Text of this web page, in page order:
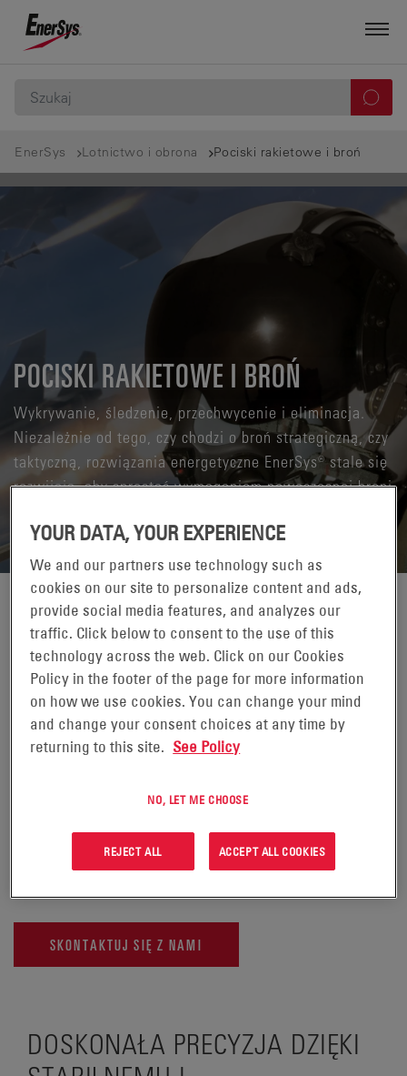
EnerSys Lotnictwo i obrona Pociski rakietowe i broń
POCISKI RAKIETOWE I BROŃ
Wykrywanie, śledzenie, przechwycenie i eliminacja.
Niezależnie od tego, czy chodzi o broń strategiczną, czy
taktyczną, rozwiązania energetyczne EnerSys® stale się
rozwijają, aby sprostać wymaganiom nowoczesnej broni
Precyzja dzięki stabilnej i niezawodnej mocy. Dzisiejsze
pociski rakietowe i inteligentna broń — od pojawienia się
programu naziemnego odstraszania strategicznego (GBSD) po
pojazdy hipersoniczne i pociski samosterujące następnej
generacji — wykorzystują pewną najbardziej zaawansowaną
technologię na świecie, aby dosięgać swojego celu. Termiczne
akumulatory rezerwowe EnerSys®, z płynnym litowo-jonowym
— począwszy od projektu, aż po instalację idealnie
umożliwiającego precyzyjną kontrolę i realizację misji
SKONTAKTUJ SIĘ Z NAMI
DOSKONAŁA PRECYZJA DZIĘKI
YOUR DATA, YOUR EXPERIENCE
We and our partners use technology such as
cookies on our site to personalize content and ads,
provide social media features, and analyzes our
traffic. Click below to consent to the use of this
technology across the web. Click on our Cookies
Policy in the footer of the page for more information
on how we use cookies. You can change your mind
and change your consent choices at any time by
returning to this site. See Policy
NO, LET ME CHOOSE
REJECT ALL ACCEPT ALL COOKIES